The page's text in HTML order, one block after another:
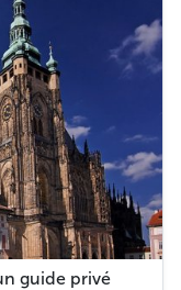
guide privé